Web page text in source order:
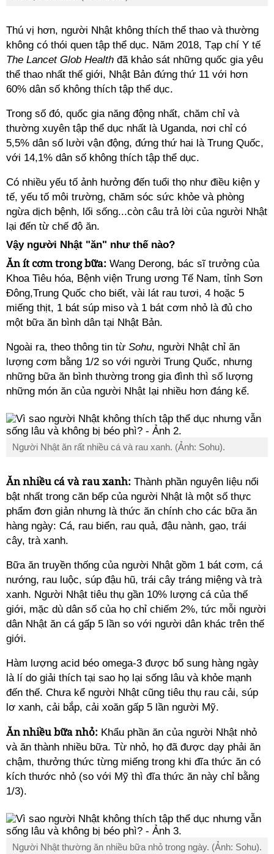
Thú vị hơn, người Nhật không thích thể thao và thường
không có thói quen tập thể dục. Năm 2018, Tạp chí Y tế
The Lancet Glob Health đã khảo sát những quốc gia yêu
thể thao nhất thế giới, Nhật Bản đứng thứ 11 với hơn
60% dân số không thích tập thể dục.
Trong số đó, quốc gia năng động nhất, chăm chỉ và
thường xuyên tập thể dục nhất là Uganda, nơi chỉ có
5,5% dân số lười vận động, đứng thứ hai là Trung Quốc,
với 14,1% dân số không thích tập thể dục.
Có nhiều yếu tố ảnh hưởng đến tuổi thọ như điều kiện y
tế, yếu tố môi trường, chăm sóc sức khỏe và phòng
ngừa dịch bệnh, lối sống...còn câu trả lời của người Nhật
lại đến từ chế độ ăn.
Vậy người Nhật "ăn" như thế nào?
Ăn ít cơm trong bữa: Wang Derong, bác sĩ trưởng của
Khoa Tiêu hóa, Bệnh viện Trung ương Tế Nam, tỉnh Sơn
Đông,Trung Quốc cho biết, vài lát rau tươi, 4 hoặc 5
miếng thịt, 1 bát súp miso và 1 bát cơm nhỏ là đủ cho
một bữa ăn bình dân tại Nhật Bản.
Ngoài ra, theo thông tin từ Sohu, người Nhật chỉ ăn
lượng cơm bằng 1/2 so với người Trung Quốc, nhưng
những bữa ăn bình thường trong gia đình thì số lượng
những món ăn của người Nhật lại nhiều hơn đáng kể.
Người Nhật ăn rất nhiều cá và rau xanh. (Ảnh: Sohu).
Ăn nhiều cá và rau xanh: Thành phần nguyên liệu nổi
bật nhất trong căn bếp của người Nhật là một số thực
phẩm đơn giản nhưng là thức ăn chính cho các bữa ăn
hàng ngày: Cá, rau biển, rau quả, đậu nành, gạo, trái
cây, trà xanh.
Bữa ăn truyền thống của người Nhật gồm 1 bát cơm, cá
nướng, rau luộc, súp đậu hũ, trái cây tráng miệng và trà
xanh. Người Nhật tiêu thụ gần 10% lượng cá của thế
giới, mặc dù dân số của họ chỉ chiếm 2%, tức mỗi người
dân Nhật ăn cá gấp 5 lần so với người dân khác trên thế
giới.
Hàm lượng acid béo omega-3 được bổ sung hàng ngày
là lí do giải thích tại sao họ lại sống lâu và khỏe mạnh
đến thế. Chưa kể người Nhật cũng tiêu thụ rau cải, súp
lơ xanh, cải bắp, cải xoăn gấp 5 lần người Mỹ.
Ăn nhiều bữa nhỏ: Khẩu phần ăn của người Nhật nhỏ
và ăn thành nhiều bữa. Từ nhỏ, họ đã được dạy phải ăn
chậm, thưởng thức từng miếng trong khi đĩa thức ăn có
kích thước nhỏ (so với Mỹ thì đĩa thức ăn này chỉ bằng
1/3).
Người Nhật thường ăn nhiều bữa nhỏ trong ngày. (Ảnh: Sohu).